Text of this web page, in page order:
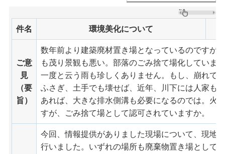
件名 環境美化について
ご意
見
（要
旨）
数年前より建築廃材置き場となっているのですが
も茂り景観も悪い。部落のごみ捨て場化していま
一度と云う雨も珍しくありません。もし、崩れで
ふさぎ、土手でも壊せば、近年、川下には人家も
あれば、大きな排水側溝も必要になるのでは。火
すが、ごみ捨て場として認可されていますか。
今回、情報提供がありました現場について、現地
行いました。いずれの場所も廃棄物置き場として